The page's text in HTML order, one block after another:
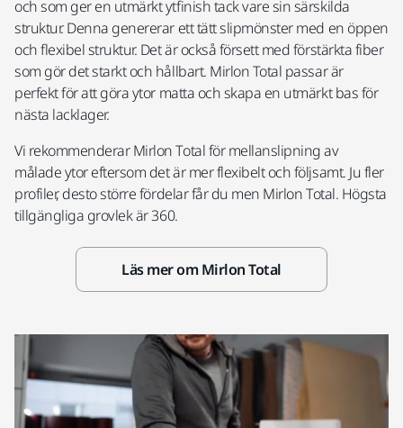
och som ger en utmärkt ytfinish tack vare sin särskilda
struktur. Denna genererar ett tätt slipmönster med en öppen
och flexibel struktur. Det är också försett med förstärkta fiber
som gör det starkt och hållbart. Mirlon Total passar är
perfekt för att göra ytor matta och skapa en utmärkt bas för
nästa lacklager.
Vi rekommenderar Mirlon Total för mellanslipning av
målade ytor eftersom det är mer flexibelt och följsamt. Ju fler
profiler, desto större fördelar får du men Mirlon Total. Högsta
tillgängliga grovlek är 360.
Läs mer om Mirlon Total